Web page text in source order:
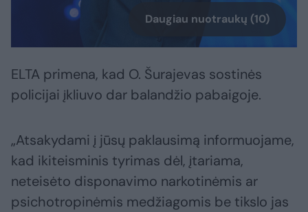
Daugiau nuotraukų (10)
ELTA primena, kad O. Šurajevas sostinės
policijai įkliuvo dar balandžio pabaigoje.
„Atsakydami į jūsų paklausimą informuojame,
kad ikiteisminis tyrimas dėl, įtariama,
neteisėto disponavimo narkotinėmis ar
psichotropinėmis medžiagomis be tikslo jas